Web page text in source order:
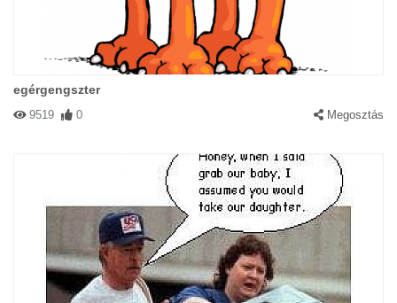
egérgengszter
9519 0 Megosztás